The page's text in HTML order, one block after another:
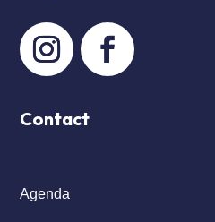
Contact
Agenda